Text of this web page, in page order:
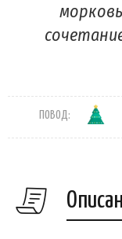
ПОВОД: